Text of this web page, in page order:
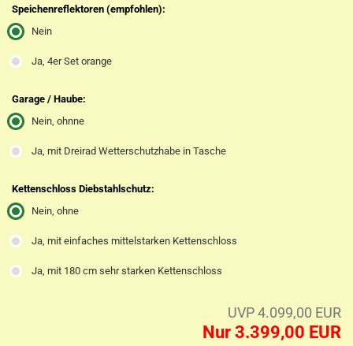
Speichenreflektoren (empfohlen):
Nein
Ja, 4er Set orange
Garage / Haube:
Nein, ohnne
Ja, mit Dreirad Wetterschutzhabe in Tasche
Kettenschloss Diebstahlschutz:
Nein, ohne
Ja, mit einfaches mittelstarken Kettenschloss
Ja, mit 180 cm sehr starken Kettenschloss
UVP 4.099,00 EUR
Nur 3.399,00 EUR